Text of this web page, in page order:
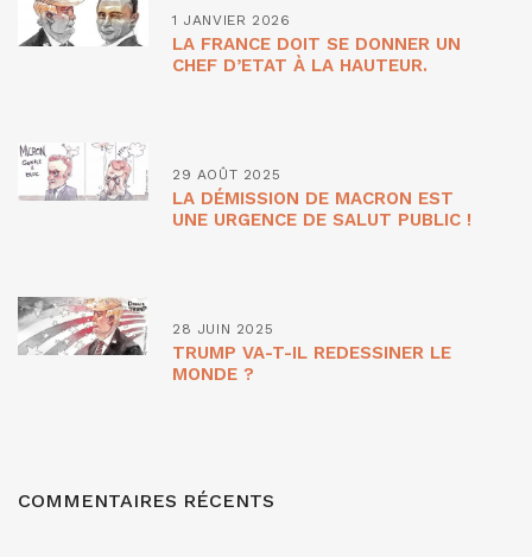
1 JANVIER 2026
LA FRANCE DOIT SE DONNER UN
CHEF D’ETAT À LA HAUTEUR.
29 AOÛT 2025
LA DÉMISSION DE MACRON EST
UNE URGENCE DE SALUT PUBLIC !
28 JUIN 2025
TRUMP VA-T-IL REDESSINER LE
MONDE ?
COMMENTAIRES RÉCENTS